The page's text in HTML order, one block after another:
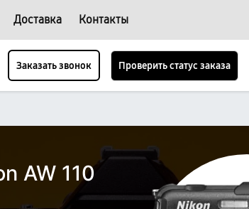
Доставка Контакты
Заказать звонок Проверить статус заказа
AW 110